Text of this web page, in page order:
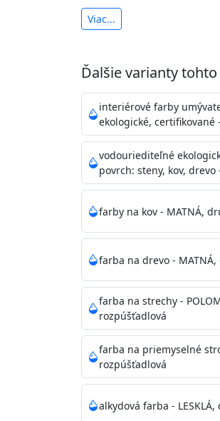
antibakteriálna a
Je interiérová
znižuje (o 99,9%)
vysokými nárokmi na
sály, potravinárske
vhodná aj do bežných
zachovaní priedušnosti
vysokú výdatnosť a
Odtieň: Biela + je možné
Informácie k aplikácií
Pred použitím farbu
vrstvu štetcom,
4hod/23°C je možné
teplotou sa doba
Neaplikujte pri teplote
Viac...
Ďalšie varianty
interiérové farby
ekologické,
vodouriediteľné
povrch: steny, kov, drevo
farby na kov - MATNÁ,
farba na drevo -
farba na strechy -
rozpúšťadlová
farba na priemyselné
rozpúšťadlová
alkydová farba -